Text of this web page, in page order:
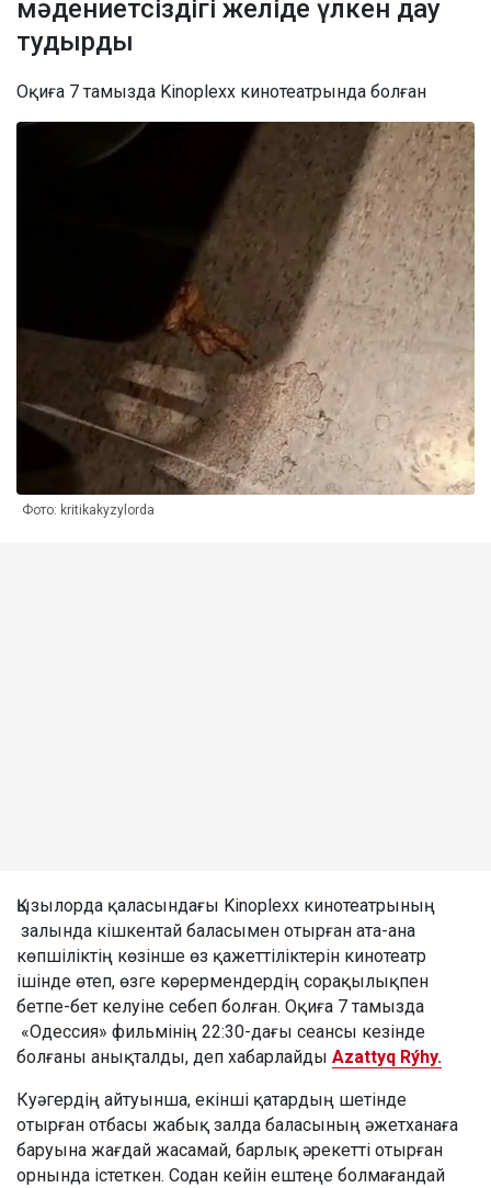
мәдениетсіздігі желіде үлкен дау
тудырды
Оқиға 7 тамызда Kinoplexx кинотеатрында болған
Фото: kritikakyzylorda
Қызылорда қаласындағы Kinoplexx кинотеатрының
залында кішкентай баласымен отырған ата-ана
көпшіліктің көзінше өз қажеттіліктерін кинотеатр
ішінде өтеп, өзге көрермендердің сорақылықпен
бетпе-бет келуіне себеп болған. Оқиға 7 тамызда
«Одессия» фильмінің 22:30-дағы сеансы кезінде
болғаны анықталды, деп хабарлайды Azattyq Rýhy.
Куәгердің айтуынша, екінші қатардың шетінде
отырған отбасы жабық залда баласының әжетханаға
баруына жағдай жасамай, барлық әрекетті отырған
орнында істеткен. Содан кейін ештеңе болмағандай